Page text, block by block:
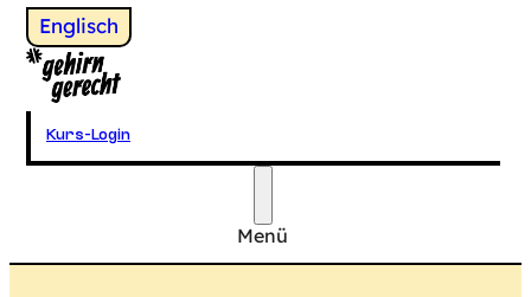
Wechsel zu
Englisch
Gehirngerecht Digital
Kurs-Login
Menü
Hauptmenü